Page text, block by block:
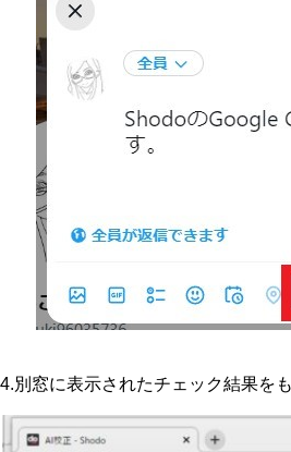
4.別窓に表示されたチェック結果を